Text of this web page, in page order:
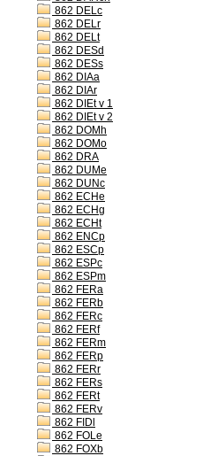
862 DELc
862 DELr
862 DELt
862 DESd
862 DESs
862 DIAa
862 DIAr
862 DIEt v 1
862 DIEt v 2
862 DOMh
862 DOMo
862 DRA
862 DUMe
862 DUNc
862 ECHe
862 ECHg
862 ECHt
862 ENCp
862 ESCp
862 ESPc
862 ESPm
862 FERa
862 FERb
862 FERc
862 FERf
862 FERm
862 FERp
862 FERr
862 FERs
862 FERt
862 FERv
862 FIDl
862 FOLe
862 FOXb